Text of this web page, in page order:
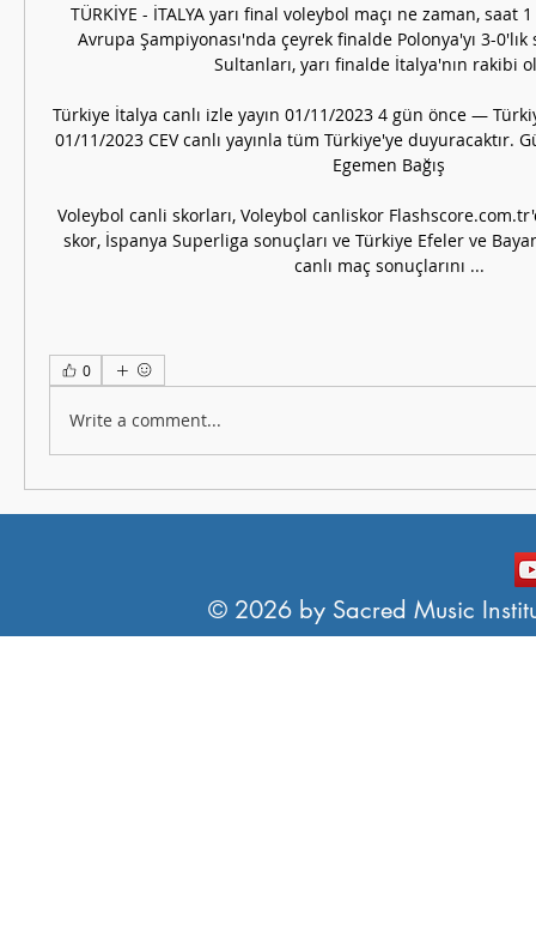
TÜRKİYE - İTALYA yarı final voleybol maçı ne zaman, saat
Avrupa Şampiyonası'nda çeyrek finalde Polonya'yı 3-
Sultanları, yarı finalde İtalya'nın rakibi
Türkiye İtalya canlı izle yayın 01/11/2023 4 gün önce —
01/11/2023 CEV canlı yayınla tüm Türkiye'ye duyuracaktır.
Egemen Bağış
Voleybol canli skorları, Voleybol canliskor
skor, İspanya Superliga sonuçları ve Türkiye Efeler ve
canlı maç sonuçlarını ...
0
Write a comment...
© 2026 by Sacred Music